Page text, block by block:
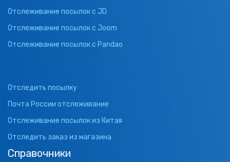
Отслеживание посылок с JD
Отслеживание посылок с Joom
Отслеживание посылок с Pandao
Отследить посылку
Почта России отслеживание
Отслеживание посылок из Китая
Отследить заказ из магазина
Справочники